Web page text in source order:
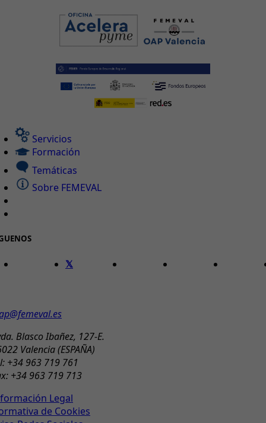
Servicios
Formación
Temáticas
Sobre FEMEVAL
Blasco Ibañez, 127-E.
Valencia (ESPAÑA)
+34 963 719 761
+34 963 719 713
Legal
de Cookies